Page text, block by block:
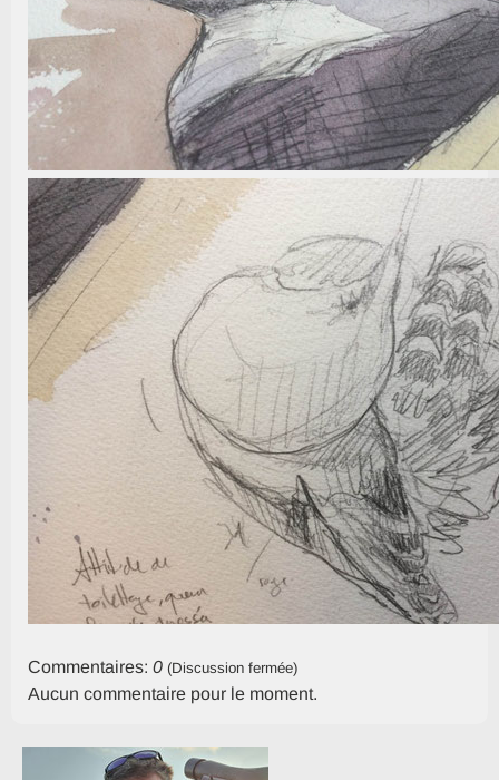
Commentaires: 0 (Discussion fermée)
Aucun commentaire pour le moment.